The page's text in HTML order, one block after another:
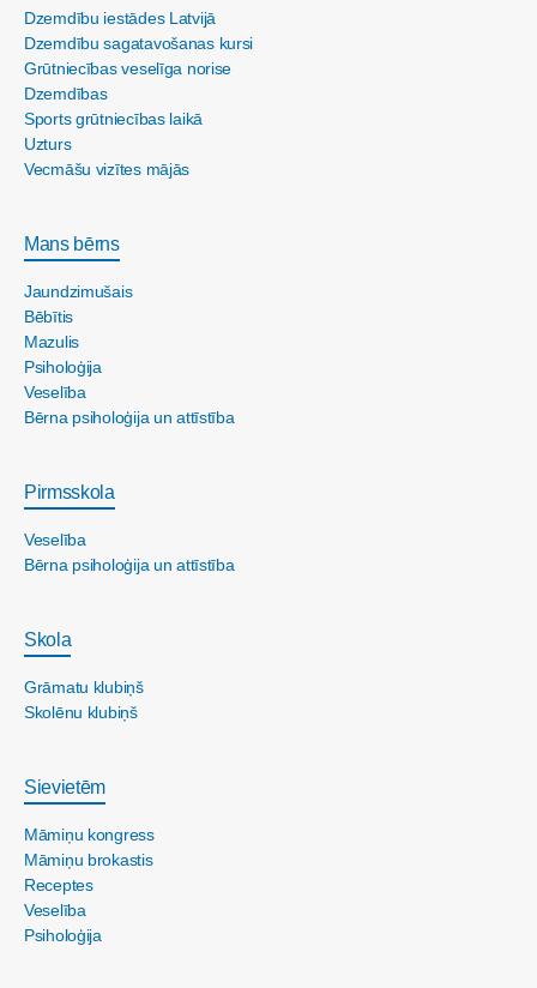
Dzemdību iestādes Latvijā
Dzemdību sagatavošanas kursi
Grūtniecības veselīga norise
Dzemdības
Sports grūtniecības laikā
Uzturs
Vecmāšu vizītes mājās
Mans bērns
Jaundzimušais
Bēbītis
Mazulis
Psiholoģija
Veselība
Bērna psiholoģija un attīstība
Pirmsskola
Veselība
Bērna psiholoģija un attīstība
Skola
Grāmatu klubiņš
Skolēnu klubiņš
Sievietēm
Māmiņu kongress
Māmiņu brokastis
Receptes
Veselība
Psiholoģija